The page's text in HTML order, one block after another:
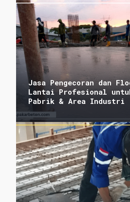
Jasa Pengecoran dan
Lantai Profesional
Pabrik & Area Industri